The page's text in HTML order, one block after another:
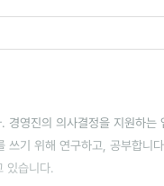
영진의 의사결정을 지원하는
쓰기 위해 연구하고, 공부합니
있습니다.